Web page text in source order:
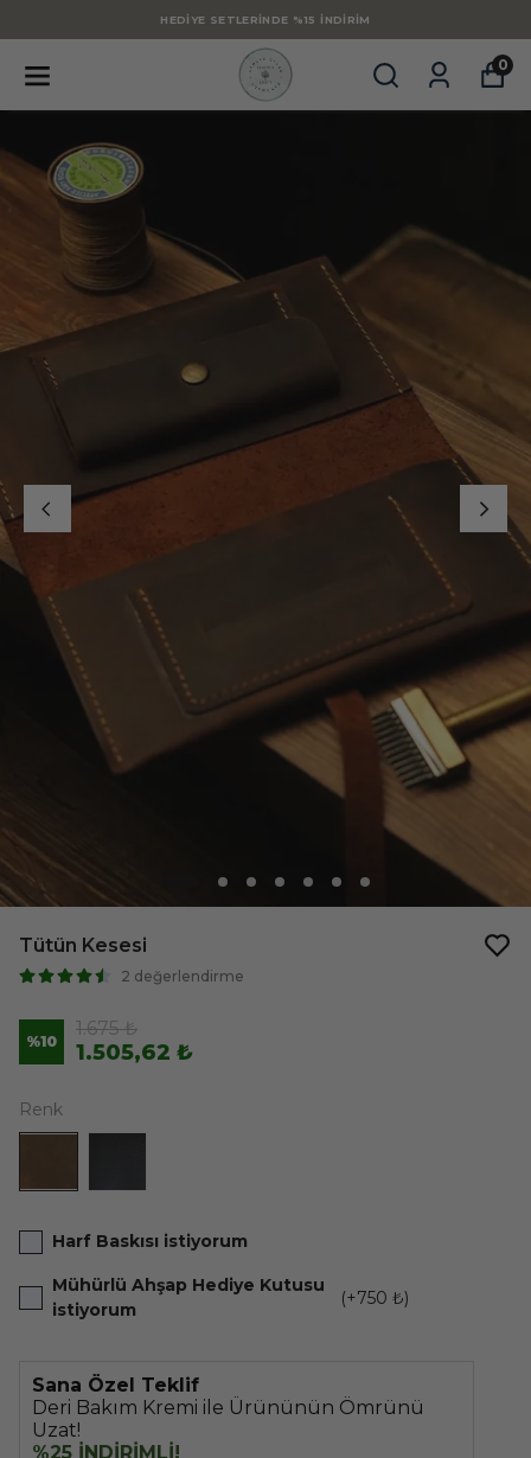
HEDIYE SETLERINDE %15 İNDIRIM
0
Tütün Kesesi
2 değerlendirme
%10
1.675 ₺
1.505,62 ₺
Renk
Harf Baskısı istiyorum
Mühürlü Ahşap Hediye Kutusu
istiyorum
(+750 ₺)
Sana Özel Teklif
Deri Bakım Kremi ile Ürününün Ömrünü
Uzat!
%25 İNDİRİMLİ!